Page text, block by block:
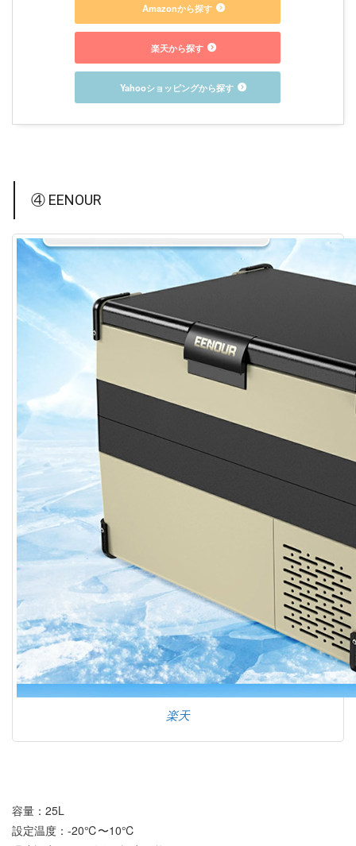
Amazonから探す
楽天から探す
Yahooショッピングから探す
④ EENOUR
楽天
容量：25L
設定温度：-20℃〜10℃